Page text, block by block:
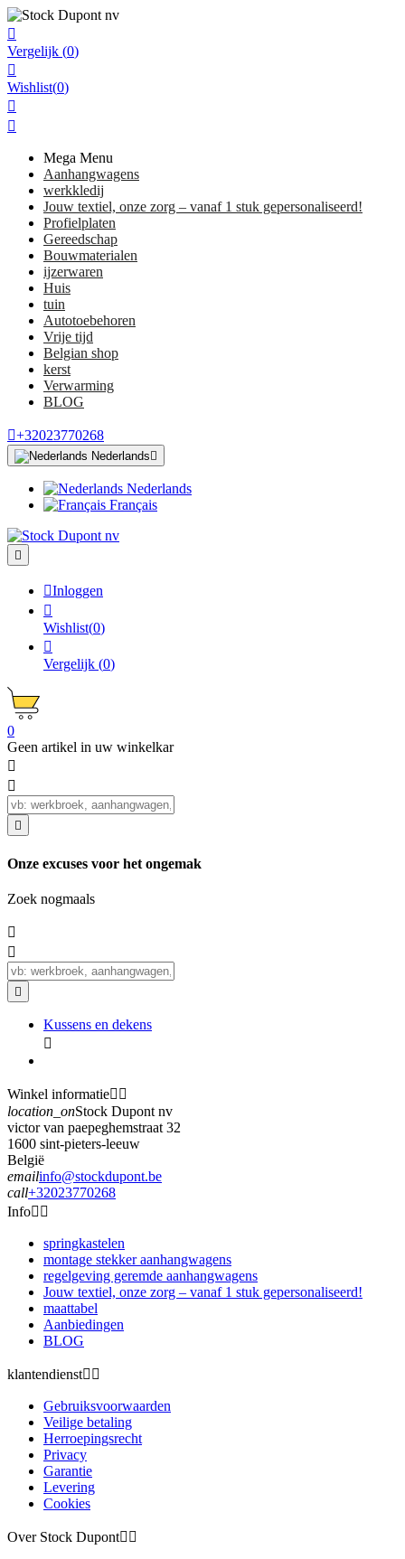

Vergelijk (0)

Wishlist(0)


Mega Menu
Aanhangwagens
werkkledij
Jouw textiel, onze zorg – vanaf 1 stuk gepersonaliseerd!
Profielplaten
Gereedschap
Bouwmaterialen
ijzerwaren
Huis
tuin
Autotoebehoren
Vrije tijd
Belgian shop
kerst
Verwarming
BLOG
+32023770268
Nederlands 
Nederlands
Français

Inloggen

Wishlist(0)

Vergelijk (0)
0
Geen artikel in uw winkelkar



Onze excuses voor het ongemak
Zoek nogmaals



Kussens en dekens

Winkel informatie 
location_onStock Dupont nv
victor van paepeghemstraat 32
1600 sint-pieters-leeuw
België
emailinfo@stockdupont.be
call+32023770268
Info 
springkastelen
montage stekker aanhangwagens
regelgeving geremde aanhangwagens
Jouw textiel, onze zorg – vanaf 1 stuk gepersonaliseerd!
maattabel
Aanbiedingen
BLOG
klantendienst 
Gebruiksvoorwaarden
Veilige betaling
Herroepingsrecht
Privacy
Garantie
Levering
Cookies
Over Stock Dupont 